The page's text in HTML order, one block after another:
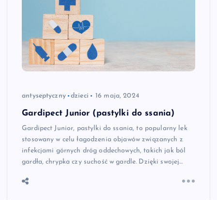
antyseptyczny dzieci 16 maja, 2024
Gardipect Junior (pastylki do ssania)
Gardipect Junior, pastylki do ssania, to popularny lek
stosowany w celu łagodzenia objawów związanych z
infekcjami górnych dróg oddechowych, takich jak ból
gardła, chrypka czy suchość w gardle. Dzięki swojej…